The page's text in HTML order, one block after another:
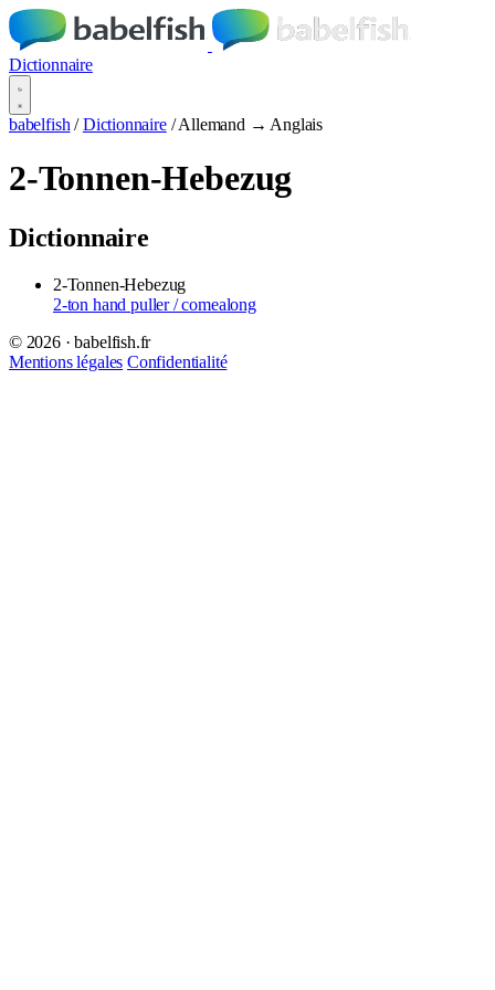
Dictionnaire
babelfish / Dictionnaire / Allemand → Anglais
2-Tonnen-Hebezug
Dictionnaire
2-Tonnen-Hebezug
2-ton hand puller / comealong
© 2026 · babelfish.fr
Mentions légales Confidentialité